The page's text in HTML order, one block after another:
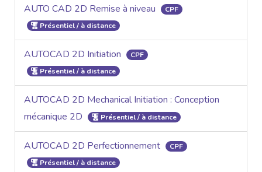
AUTO CAD 2D Remise à niveau
CPF
Présentiel / à distance
AUTOCAD 2D Initiation
CPF
Présentiel / à distance
AUTOCAD 2D Mechanical Initiation : Conception
mécanique 2D
Présentiel / à distance
AUTOCAD 2D Perfectionnement
CPF
Présentiel / à distance